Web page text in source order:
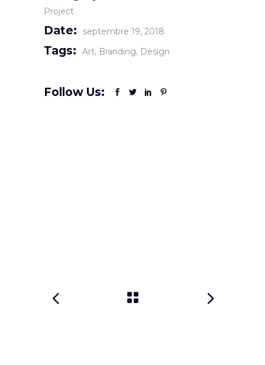
Project
Date: septembre 19, 2018
Tags: Art Branding Design
Follow Us: